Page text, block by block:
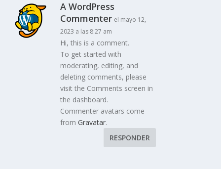
A WordPress
Commenter el mayo 12,
2023 a las 8:27 am
Hi, this is a comment.
To get started with
moderating, editing, and
deleting comments, please
visit the Comments screen in
the dashboard.
Commenter avatars come
from Gravatar.
RESPONDER